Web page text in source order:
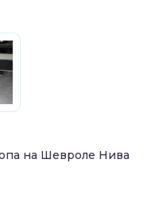
на Шевроле Нива